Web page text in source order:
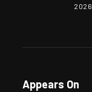
2026
Appears On